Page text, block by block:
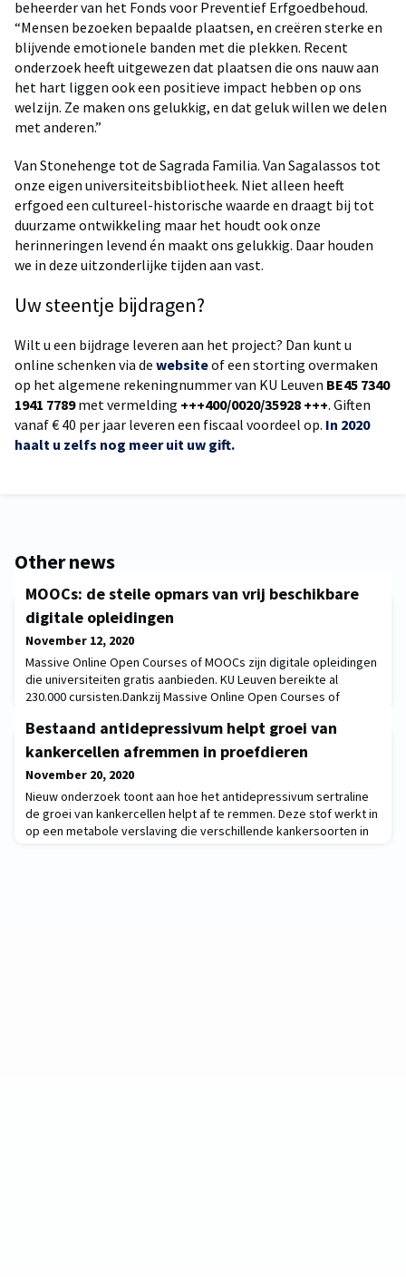
beheerder van het Fonds voor Preventief Erfgoedbehoud.
“Mensen bezoeken bepaalde plaatsen, en creëren sterke en
blijvende emotionele banden met die plekken. Recent
onderzoek heeft uitgewezen dat plaatsen die ons nauw aan
het hart liggen ook een positieve impact hebben op ons
welzijn. Ze maken ons gelukkig, en dat geluk willen we delen
met anderen.”
Van Stonehenge tot de Sagrada Familia. Van Sagalassos tot
onze eigen universiteitsbibliotheek. Niet alleen heeft
erfgoed een cultureel-historische waarde en draagt bij tot
duurzame ontwikkeling maar het houdt ook onze
herinneringen levend én maakt ons gelukkig. Daar houden
we in deze uitzonderlijke tijden aan vast.
Uw steentje bijdragen?
Wilt u een bijdrage leveren aan het project? Dan kunt u
online schenken via de websiteof een storting overmaken
op het algemene rekeningnummer van KU Leuven BE45 7340
1941 7789met vermelding +++400/0020/35928 +++. Giften
vanaf € 40 per jaar leveren een fiscaal voordeel op. In 2020
haalt u zelfs nog meer uit uw gift.
Other news
MOOCs: de steile opmars van vrij beschikbare
digitale opleidingen
November 12, 2020
Massive Online Open Courses of MOOCs zijn digitale opleidingen
die universiteiten gratis aanbieden. KU Leuven bereikte al
230.000 cursisten.Dankzij Massive Online Open Courses of
topuniversiteiten uit de hele wereld. Geen wonder dat MOOCs zo
in de lift zitten. KU Leuven wist al 230 000 cursisten te
Bestaand antidepressivum helpt groei van
kankercellen afremmen in proefdieren
November 20, 2020
Nieuw onderzoek toont aan hoe het antidepressivum sertraline
de groei van kankercellen helpt af te remmen. Deze stof werkt in
op een metabole verslaving die verschillende kankersoorten in